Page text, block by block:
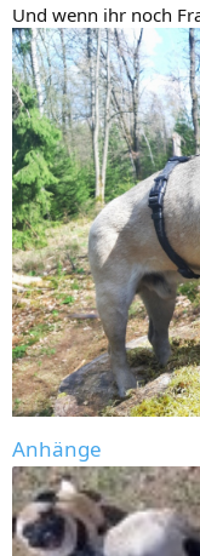
Und wenn ihr noch
Anhänge